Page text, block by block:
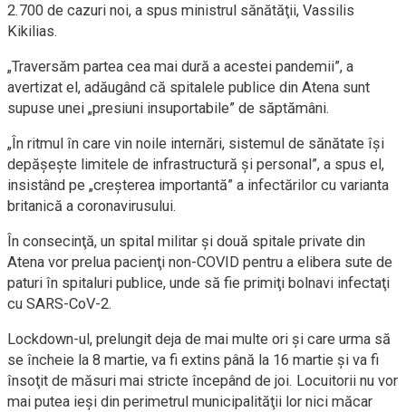
2.700 de cazuri noi, a spus ministrul sănătăţii, Vassilis
Kikilias.
„Traversăm partea cea mai dură a acestei pandemii”, a
avertizat el, adăugând că spitalele publice din Atena sunt
supuse unei „presiuni insuportabile” de săptămâni.
„În ritmul în care vin noile internări, sistemul de sănătate îşi
depăşeşte limitele de infrastructură şi personal”, a spus el,
insistând pe „creşterea importantă” a infectărilor cu varianta
britanică a coronavirusului.
În consecinţă, un spital militar şi două spitale private din
Atena vor prelua pacienţi non-COVID pentru a elibera sute de
paturi în spitaluri publice, unde să fie primiţi bolnavi infectaţi
cu SARS-CoV-2.
Lockdown-ul, prelungit deja de mai multe ori şi care urma să
se încheie la 8 martie, va fi extins până la 16 martie şi va fi
însoţit de măsuri mai stricte începând de joi. Locuitorii nu vor
mai putea ieşi din perimetrul municipalităţii lor nici măcar